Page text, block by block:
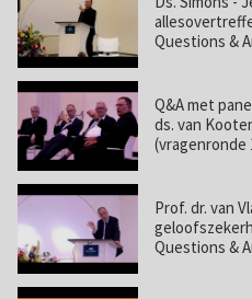
Questions &
Q&A met
ds. van
(vragenronde
Prof. dr. van
Questions &